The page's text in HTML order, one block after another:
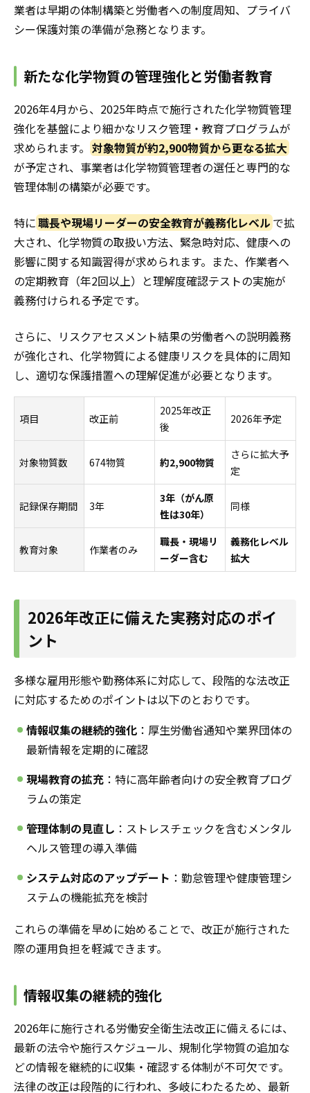
業者は早期の体制構築と労働者への制度周知、プライバ
シー保護対策の準備が急務となります。
新たな化学物質の管理強化と労働者教育
2026年4月から、2025年時点で施行された化学物質管理
強化を基盤により細かなリスク管理・教育プログラムが
求められます。 対象物質が約2,900物質から更なる拡大
が予定され、事業者は化学物質管理者の選任と専門的な
管理体制の構築が必要です。
特に職長や現場リーダーの安全教育が義務化レベルで拡
大され、化学物質の取扱い方法、緊急時対応、健康への
影響に関する知識習得が求められます。また、作業者へ
の定期教育（年2回以上）と理解度確認テストの実施が
義務付けられる予定です。
さらに、リスクアセスメント結果の労働者への説明義務
が強化され、化学物質による健康リスクを具体的に周知
し、適切な保護措置への理解促進が必要となります。
項目 改正前
2025年改正
後
2026年予定
対象物質数 674物質 約2,900物質
さらに拡大予
定
記録保存期間 3年
3年（がん原
性は30年）
同様
教育対象 作業者のみ
職長・現場リ
ーダー含む
義務化レベル
拡大
2026年改正に備えた実務対応のポイ
ント
多様な雇用形態や勤務体系に対応して、段階的な法改正
に対応するためのポイントは以下のとおりです。
情報収集の継続的強化 ：厚生労働省通知や業界団体の
最新情報を定期的に確認
現場教育の拡充 ：特に高年齢者向けの安全教育プログ
ラムの策定
管理体制の見直し ：ストレスチェックを含むメンタル
ヘルス管理の導入準備
システム対応のアップデート ：勤怠管理や健康管理シ
ステムの機能拡充を検討
これらの準備を早めに始めることで、改正が施行された
際の運用負担を軽減できます。
情報収集の継続的強化
2026年に施行される労働安全衛生法改正に備えるには、
最新の法令や施行スケジュール、規制化学物質の追加な
どの情報を継続的に収集・確認する体制が不可欠です。
法律の改正は段階的に行われ、多岐にわたるため、最新